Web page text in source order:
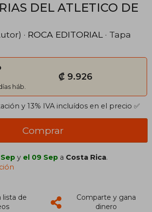
DEL ATLETICO DE
· ROCA EDITORIAL · Tapa
háb.
₡ 9.926
y 13% IVA incluídos en el precio ✅
Comprar
y el 09 Sep a Costa Rica.
lista de
Comparte y gana
dinero